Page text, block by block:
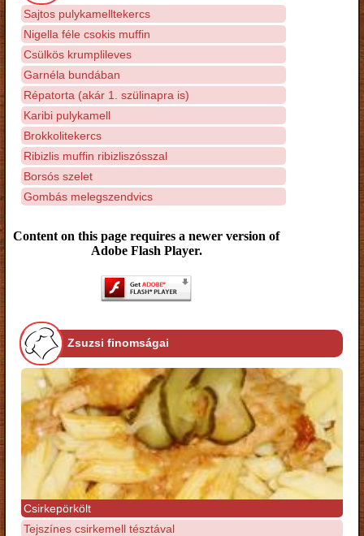
Sajtos pulykamelltekercs
Nigella féle csokis muffin
Csülkös krumplileves
Garnéla bundában
Répatorta (akár 1. szülinapra is)
Karibi pulykamell
Brokkolitekercs
Ribizlis muffin ribizliszósszal
Borsós szelet
Gombás melegszendvics
Content on this page requires a newer version of
Adobe Flash Player.
Zsuzsi finomságai
Csirkepörkölt
Tejszínes csirkemell tésztával